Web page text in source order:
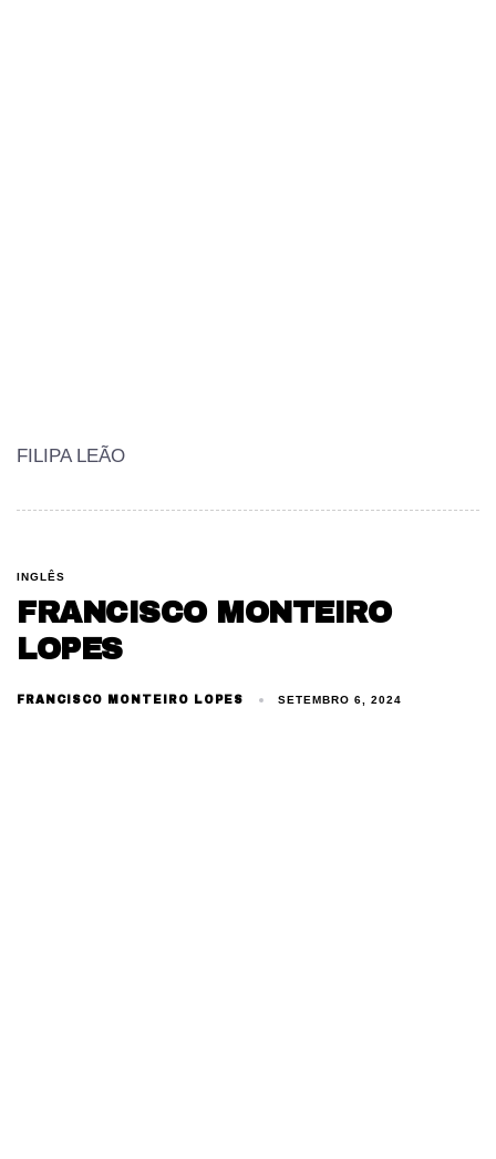
FILIPA LEÃO
INGLÊS
FRANCISCO MONTEIRO
LOPES
FRANCISCO MONTEIRO LOPES SETEMBRO 6, 2024